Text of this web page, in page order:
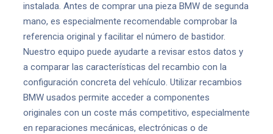
instalada. Antes de comprar una pieza BMW de segunda
mano, es especialmente recomendable comprobar la
referencia original y facilitar el número de bastidor.
Nuestro equipo puede ayudarte a revisar estos datos y
a comparar las características del recambio con la
configuración concreta del vehículo. Utilizar recambios
BMW usados permite acceder a componentes
originales con un coste más competitivo, especialmente
en reparaciones mecánicas, electrónicas o de